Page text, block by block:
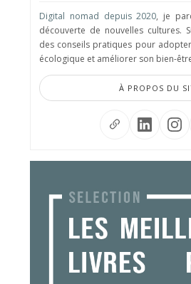
Digital nomad depuis 2020, je
découverte de nouvelles cultures.
des conseils pratiques pour
écologique et améliorer son bien-
À PROPOS DU